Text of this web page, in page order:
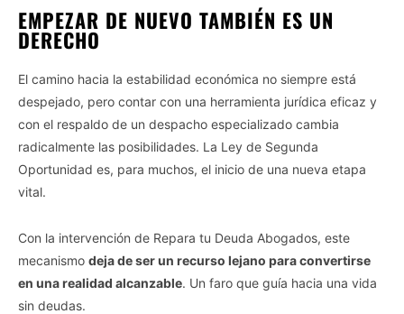
EMPEZAR DE NUEVO TAMBIÉN ES UN
DERECHO
El camino hacia la estabilidad económica no siempre está
despejado, pero contar con una herramienta jurídica eficaz y
con el respaldo de un despacho especializado cambia
radicalmente las posibilidades. La Ley de Segunda
Oportunidad es, para muchos, el inicio de una nueva etapa
vital.
Con la intervención de Repara tu Deuda Abogados, este
mecanismo deja de ser un recurso lejano para convertirse
en una realidad alcanzable. Un faro que guía hacia una vida
sin deudas.